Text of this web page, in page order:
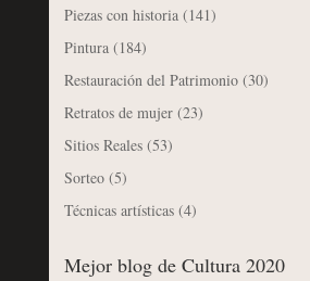
Piezas con historia(141)
Pintura(184)
Restauración del Patrimonio(30)
Retratos de mujer(23)
Sitios Reales(53)
Sorteo(5)
Técnicas artísticas(4)
Mejor blog de Cultura 2020